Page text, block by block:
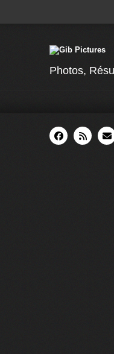
Photos,